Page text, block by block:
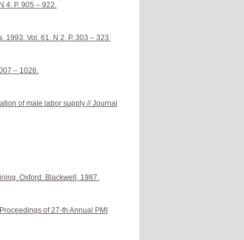
4. P. 905 – 922.
1993. Vol. 61. N 2. P. 303 – 323.
– 1028.
of male labor supply // Journal
Oxford: Blackwell, 1987.
of 27-th Annual PMI